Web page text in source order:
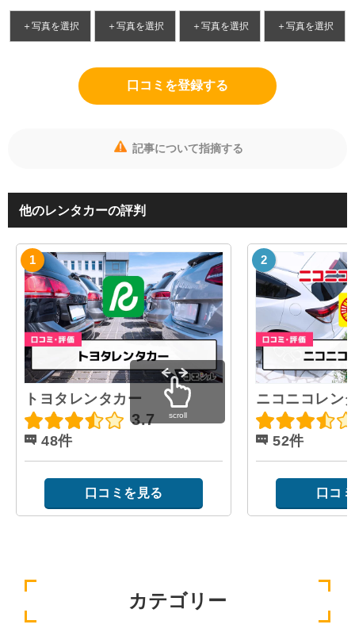
＋写真を選択 ＋写真を選択 ＋写真を選択 ＋写真を選択
口コミを登録する
記事について指摘する
他のレンタカーの評判
トヨタレンタカー
3.7
48件
口コミを見る
ニコニコレン
52件
口コ
scroll
カテゴリー